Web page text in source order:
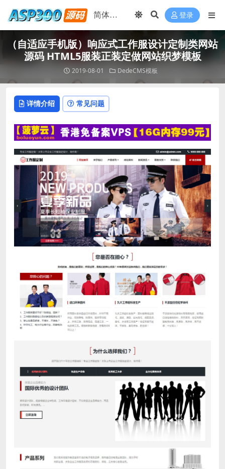
登录
（自适应手机版）响应式工作服设计定制类网站
源码 HTML5服装正装定做网站织梦模板
2019-08-01 DedeCMS模板
详情介绍 常见问题